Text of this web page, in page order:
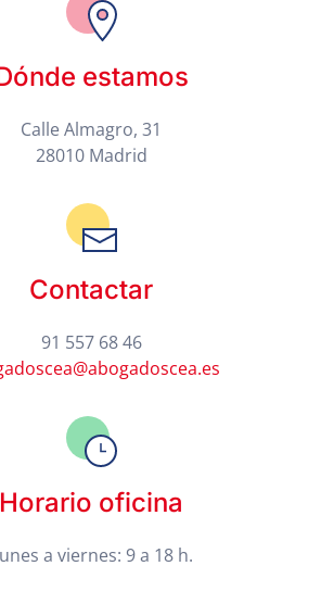
estamos
Calle Almagro, 31
28010 Madrid
Contactar
91 557 68 46
Horario oficina
a viernes: 9 a 18 h.